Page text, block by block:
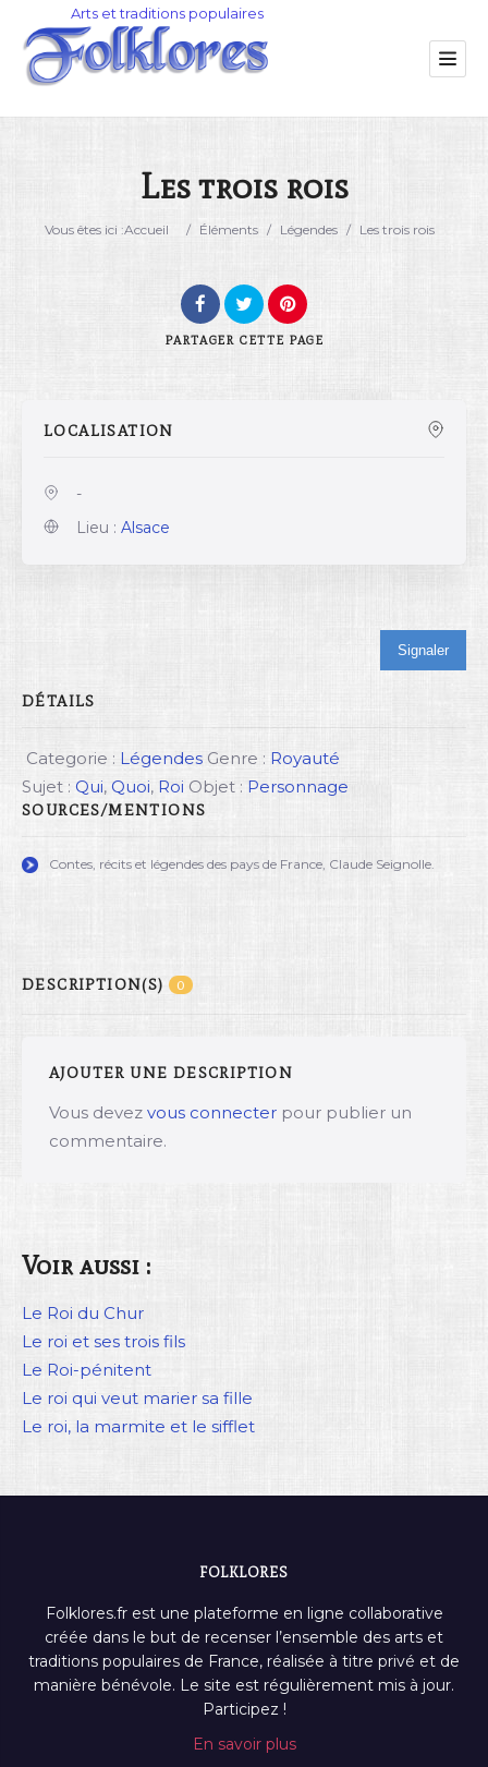
Catégorie
Les trois rois
Vous êtes ici :Accueil / Éléments / Légendes / Les trois rois
PARTAGER CETTE PAGE
LOCALISATION
-
Lieu : Alsace
Signaler
DÉTAILS
Categorie : Légendes Genre : Royauté
Sujet : Qui, Quoi, Roi Objet : Personnage
SOURCES/MENTIONS
Contes, récits et légendes des pays de France, Claude Seignolle.
DESCRIPTION(S) 0
AJOUTER UNE DESCRIPTION
Vous devez vous connecter pour publier un
commentaire.
Voir aussi :
Le Roi du Chur
Le roi et ses trois fils
Le Roi-pénitent
Le roi qui veut marier sa fille
Le roi, la marmite et le sifflet
FOLKLORES
Folklores.fr est une plateforme en ligne collaborative
créée dans le but de recenser l’ensemble des arts et
traditions populaires de France, réalisée à titre privé et de
manière bénévole. Le site est régulièrement mis à jour.
Participez !
En savoir plus